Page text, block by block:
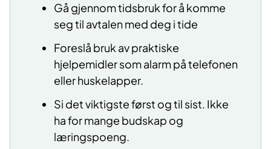
Gå gjennom tidsbruk for å komme
seg til avtalen med deg i tide
Foreslå bruk av praktiske
hjelpemidler som alarm på telefonen
eller huskelapper.
Si det viktigste først og til sist. Ikke
ha for mange budskap og
læringspoeng.